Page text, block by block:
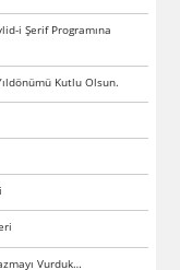
i Şerif Programına
Kutlu Olsun.
Vurduk…